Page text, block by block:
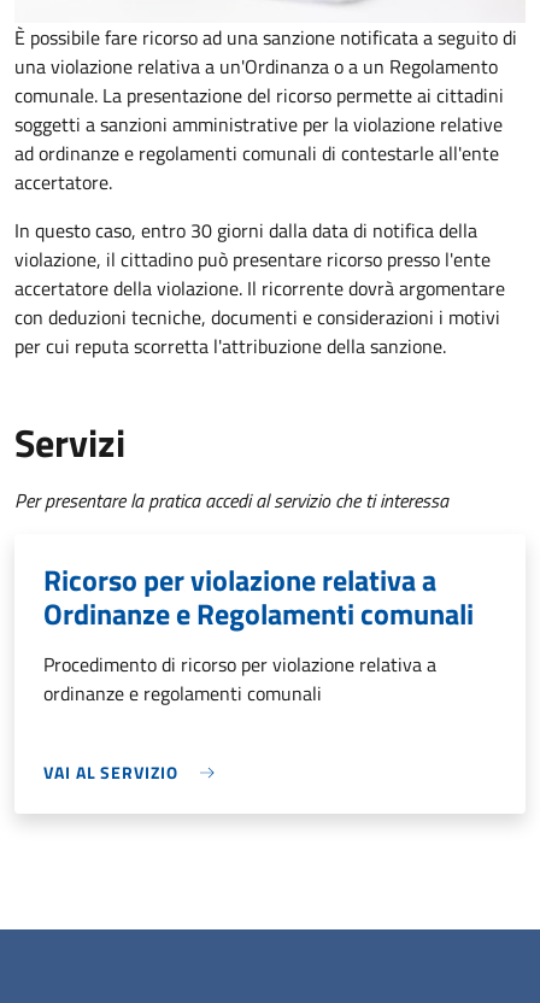
È possibile fare ricorso ad una sanzione notificata a seguito di
una violazione relativa a un'Ordinanza o a un Regolamento
comunale. La presentazione del ricorso permette ai cittadini
soggetti a sanzioni amministrative per la violazione relative
ad ordinanze e regolamenti comunali di contestarle all'ente
accertatore.
In questo caso, entro 30 giorni dalla data di notifica della
violazione, il cittadino può presentare ricorso presso l'ente
accertatore della violazione. Il ricorrente dovrà argomentare
con deduzioni tecniche, documenti e considerazioni i motivi
per cui reputa scorretta l'attribuzione della sanzione.
Servizi
Per presentare la pratica accedi al servizio che ti interessa
Ricorso per violazione relativa a
Ordinanze e Regolamenti comunali
Procedimento di ricorso per violazione relativa a
ordinanze e regolamenti comunali
VAI AL SERVIZIO